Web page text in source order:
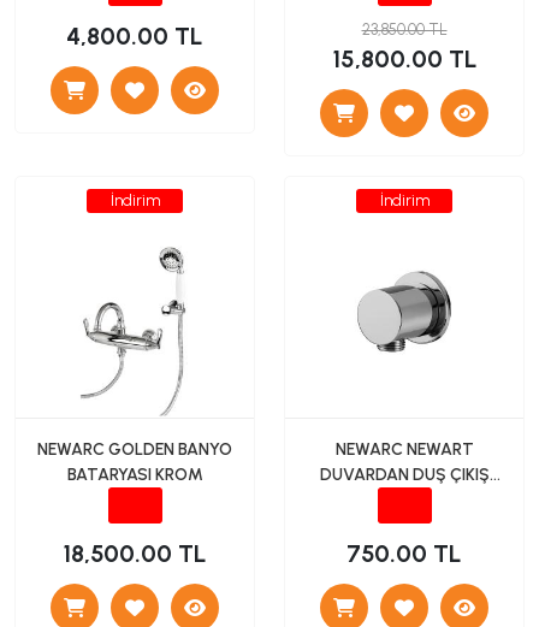
4,800.00 TL 23,850.00 TL
15,800.00 TL
İndirim
NEWARC GOLDEN BANYO
BATARYASI KROM
18,500.00 TL
İndirim
NEWARC NEWART
DUVARDAN DUŞ ÇIKIŞ
750.00 TL